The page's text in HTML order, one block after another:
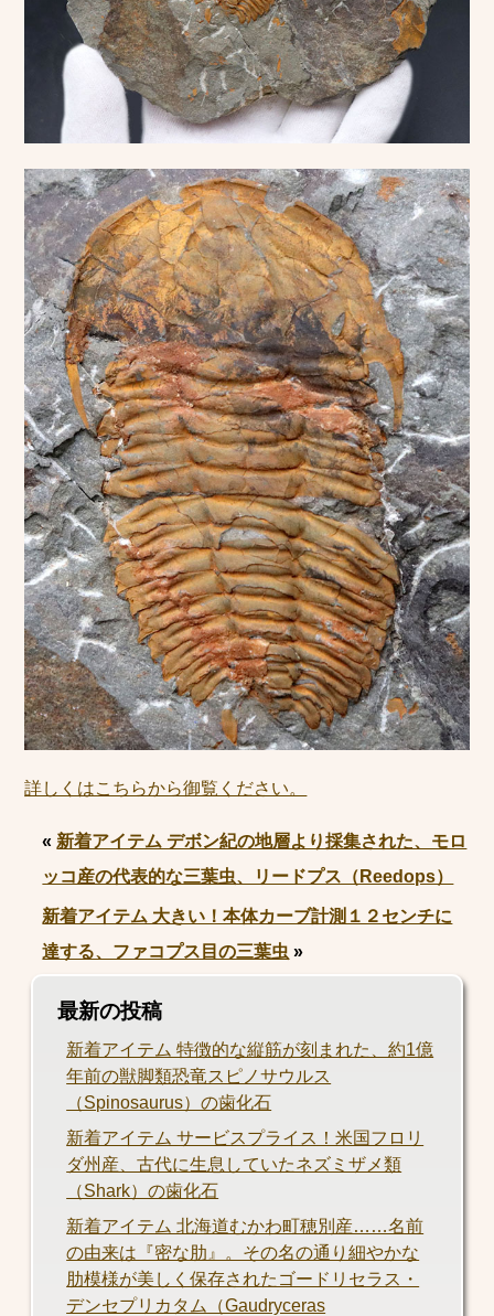
詳しくはこちらから御覧ください。
« 新着アイテム デボン紀の地層より採集された、モロ
ッコ産の代表的な三葉虫、リードプス（Reedops）
新着アイテム 大きい！本体カーブ計測１２センチに
達する、ファコプス目の三葉虫 »
最新の投稿
新着アイテム 特徴的な縦筋が刻まれた、約1億
年前の獣脚類恐竜スピノサウルス
（Spinosaurus）の歯化石
新着アイテム サービスプライス！米国フロリ
ダ州産、古代に生息していたネズミザメ類
（Shark）の歯化石
新着アイテム 北海道むかわ町穂別産……名前
の由来は『密な肋』。その名の通り細やかな
肋模様が美しく保存されたゴードリセラス・
デンセプリカタム（Gaudryceras